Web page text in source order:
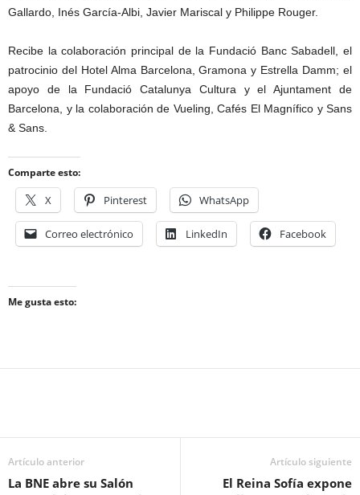
Gallardo, Inés García-Albi, Javier Mariscal y Philippe Rouger.
Recibe la colaboración principal de la Fundació Banc Sabadell, el
patrocinio del Hotel Alma Barcelona, Gramona y Estrella Damm; el
apoyo de la Fundació Catalunya Cultura y el Ajuntament de
Barcelona, y la colaboración de Vueling, Cafés El Magnífico y Sans
& Sans.
Comparte esto:
X Pinterest WhatsApp
Correo electrónico LinkedIn Facebook
Me gusta esto:
Artículo anterior
La BNE abre su Salón
Artículo siguiente
El Reina Sofía expone